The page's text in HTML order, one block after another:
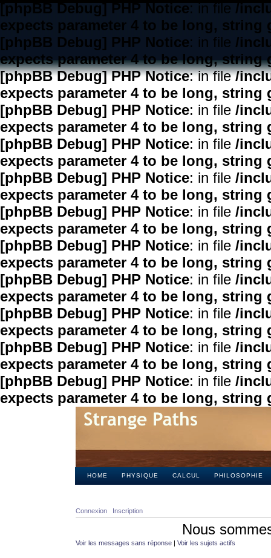
[phpBB Debug] PHP Notice: in file/
expects parameter 4 to be long, string
[phpBB Debug] PHP Notice: in file /
expects parameter 4 to be long, string
[phpBB Debug] PHP Notice: in file/
expects parameter 4 to be long, string
[phpBB Debug] PHP Notice: in file /
expects parameter 4 to be long, string
[phpBB Debug] PHP Notice: in file /
expects parameter 4 to be long, string
[phpBB Debug] PHP Notice: in file /
expects parameter 4 to be long, string
[phpBB Debug] PHP Notice: in file /
expects parameter 4 to be long, string
[phpBB Debug] PHP Notice: in file /
expects parameter 4 to be long, string
[phpBB Debug] PHP Notice: in file /
expects parameter 4 to be long, string
[phpBB Debug] PHP Notice: in file /
expects parameter 4 to be long, string
[phpBB Debug] PHP Notice: in file /
expects parameter 4 to be long, string
[phpBB Debug] PHP Notice: in file /
expects parameter 4 to be long, string
HOME PHYSIQUE CALCUL PHILOSOPHIE
Connexion Inscription
Nous
Voir les messages sans réponse | Voir les sujets actifs